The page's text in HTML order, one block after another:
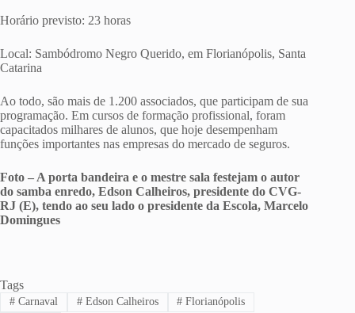
Horário previsto: 23 horas
Local: Sambódromo Negro Querido, em Florianópolis, Santa
Catarina
Ao todo, são mais de 1.200 associados, que participam de sua
programação. Em cursos de formação profissional, foram
capacitados milhares de alunos, que hoje desempenham
funções importantes nas empresas do mercado de seguros.
Foto – A porta bandeira e o mestre sala festejam o autor
do samba enredo, Edson Calheiros, presidente do CVG-
RJ (E), tendo ao seu lado o presidente da Escola, Marcelo
Domingues
Tags
#Carnaval #Edson Calheiros # Florianópolis